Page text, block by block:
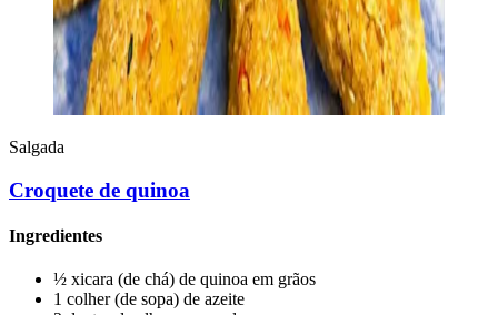
Salgada
Croquete de quinoa
Ingredientes
½ xicara (de chá) de quinoa em grãos
1 colher (de sopa) de azeite